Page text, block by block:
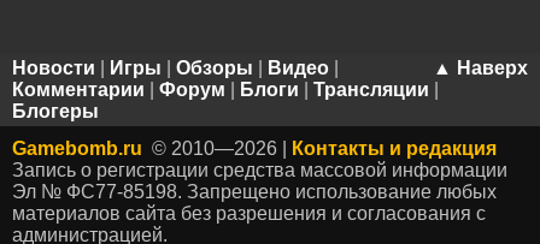
▲ Наверх
Новости Игры Обзоры Видео
Комментарии
Форум Блоги Трансляции
Блогеры
Gamebomb.ru © 2010—2026 |
Контакты и редакция
Запись о регистрации средства массовой информации
Эл № ФС77-85198. Запрещено использование любых
материалов сайта без разрешения и согласования с
администрацией.